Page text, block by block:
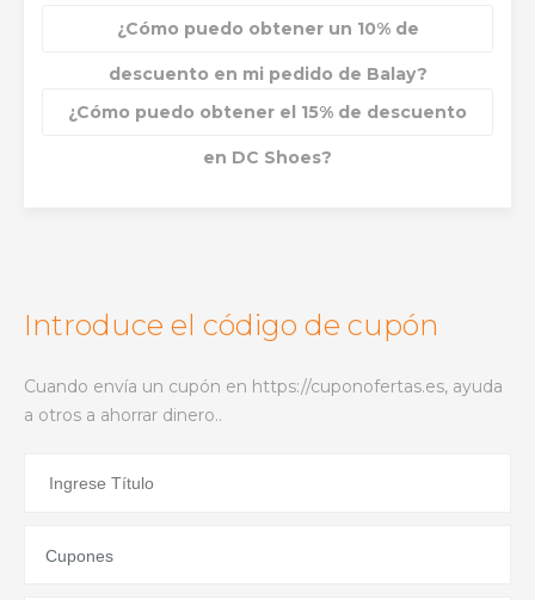
¿Cómo puedo obtener un 10% de
descuento en mi pedido de Balay?
¿Cómo puedo obtener el 15% de descuento
en DC Shoes?
Introduce el código de cupón
Cuando envía un cupón en https://cuponofertas.es, ayuda
a otros a ahorrar dinero..